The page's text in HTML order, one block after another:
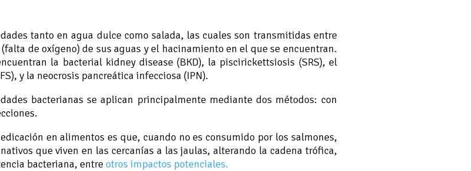
tanto en agua dulce como salada, las cuales son transmitidas entre
de oxígeno) de sus aguas y el hacinamiento en el que se encuentran.
la bacterial kidney disease (BKD), la piscirickettsiosis (SRS), el
y la neocrosis pancreática infecciosa (IPN).
bacterianas se aplican principalmente mediante dos métodos: con
en alimentos es que, cuando no es consumido por los salmones,
que viven en las cercanías a las jaulas, alterando la cadena trófica,
bacteriana, entreotros impactos potenciales.